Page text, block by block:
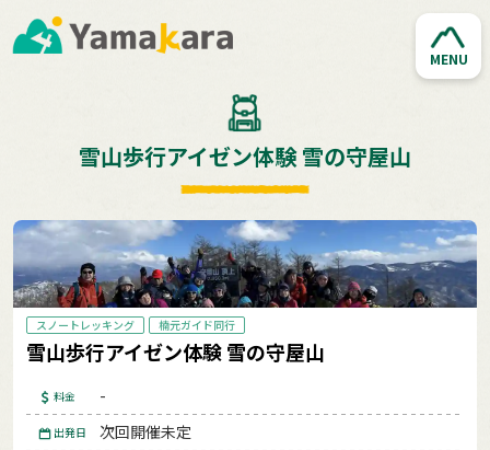
MENU
雪山歩行アイゼン体験 雪の守屋山
スノートレッキング 楠元ガイド同行
雪山歩行アイゼン体験 雪の守屋山
料金 -
出発日 次回開催未定